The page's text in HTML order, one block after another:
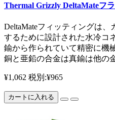
Thermal Grizzly DeltaMateフ
DeltaMateフィッティングは
するために設計された水冷コ
鍮から作られていて精密に機
銅と亜鉛の合金は真鍮は他の
¥1,062 税別:¥965
カートに入れる